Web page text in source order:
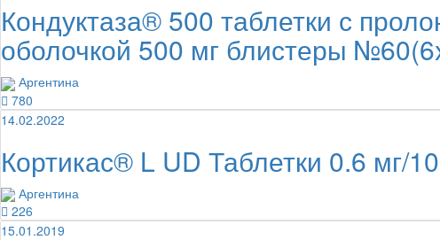
Кондуктаза® 500 таблетки с
оболочкой 500 мг блистеры
Аргентина
780
14.02.2022
Кортикас® L UD Таблетки 0.6 мг/
Аргентина
226
15.01.2019